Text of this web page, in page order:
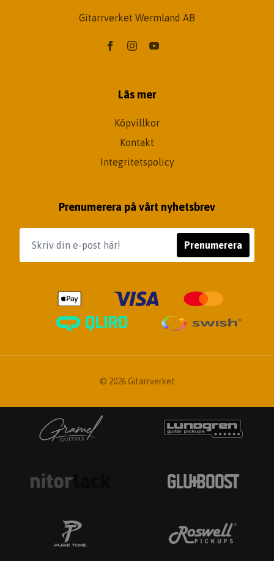
Gitarrverket Wermland AB
Läs mer
Köpvillkor
Kontakt
Integritetspolicy
Prenumerera på vårt nyhetsbrev
Prenumerera
© 2026 Gitarrverket